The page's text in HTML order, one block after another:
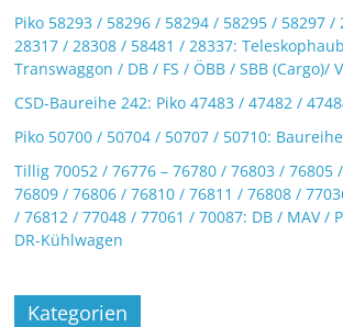
Piko 58293 / 58296 / 58294 / 58295 / 58297 /
28317 / 28308 / 58481 / 28337:
Transwaggon / DB / FS / ÖBB / SBB (Cargo)/
CSD-Baureihe 242: Piko 47483 / 47482 /
Piko 50700 / 50704 / 50707 / 50710:
Tillig 70052 / 76776 – 76780 / 76803 / 76805
76809 / 76806 / 76810 / 76811 / 76808 /
/ 76812 / 77048 / 77061 / 70087: DB / MAV /
DR-Kühlwagen
Kategorien